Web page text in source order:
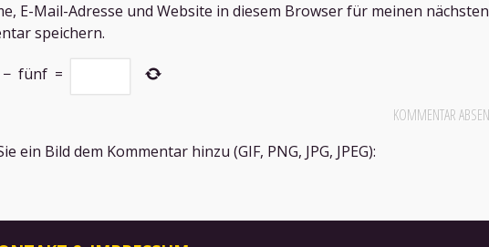
E-Mail-Adresse und Website in diesem Browser für meinen nächsten
speichern.
− fünf =
ein Bild dem Kommentar hinzu (GIF, PNG, JPG, JPEG):